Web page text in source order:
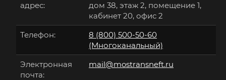
адрес:
дом 38, этаж 2, помещение 1,
кабинет 20, офис 2
Телефон:
8 (800) 500-50-60
(Многоканальный)
Электронная
почта:
mail@mostransneft.ru